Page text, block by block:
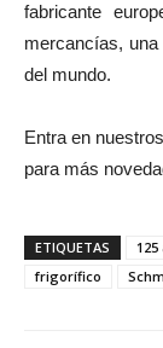
fabricante
mercancías,
del mundo.
Entra en
para más
ETIQUETAS
frigorífico